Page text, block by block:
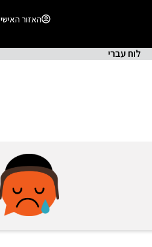
האזור האישי
לוח עברי